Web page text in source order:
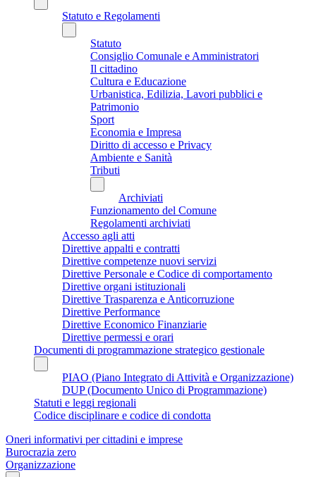
Statuto e Regolamenti
Statuto
Consiglio Comunale e Amministratori
Il cittadino
Cultura e Educazione
Urbanistica, Edilizia, Lavori pubblici e
Patrimonio
Sport
Economia e Impresa
Diritto di accesso e Privacy
Ambiente e Sanità
Tributi
Archiviati
Funzionamento del Comune
Regolamenti archiviati
Accesso agli atti
Direttive appalti e contratti
Direttive competenze nuovi servizi
Direttive Personale e Codice di comportamento
Direttive organi istituzionali
Direttive Trasparenza e Anticorruzione
Direttive Performance
Direttive Economico Finanziarie
Direttive permessi e orari
Documenti di programmazione strategico gestionale
PIAO (Piano Integrato di Attività e Organizzazione)
DUP (Documento Unico di Programmazione)
Statuti e leggi regionali
Codice disciplinare e codice di condotta
Oneri informativi per cittadini e imprese
Burocrazia zero
Organizzazione